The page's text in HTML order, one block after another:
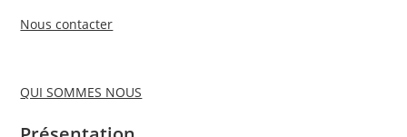
Nous contacter
QUI SOMMES NOUS